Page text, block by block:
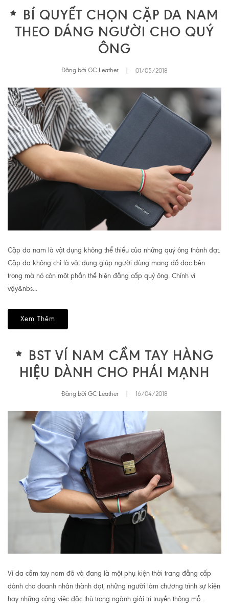
BÍ QUYẾT CHỌN CẶP DA NAM
THEO DÁNG NGƯỜI CHO QUÝ
ÔNG
Đăng bởi GC Leather 01/05/2018
Cặp da nam là vật dụng không thể thiếu của những quý ông thành đạt.
Cặp da không chỉ là vật dụng giúp người dùng mang đồ đạc bên
trong mà nó còn một phần thể hiện đẳng cấp quý ông. Chính vì
vậy&nbs...
Xem Thêm
BST VÍ NAM CẦM TAY HÀNG
HIỆU DÀNH CHO PHÁI MẠNH
Đăng bởi GC Leather 16/04/2018
Ví da cầm tay nam đã và đang là một phụ kiện thời trang đẳng cấp
dành cho doanh nhân thành đạt, những người làm chương trình sự kiện
hay những công việc đặc thù trong ngành giải trí truyền thông mỗ...